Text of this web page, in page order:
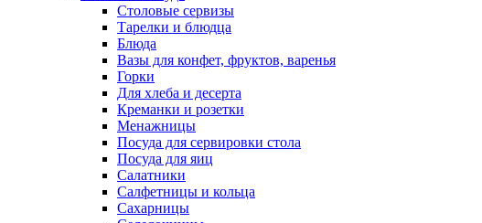
Столовые сервизы
Тарелки и блюдца
Блюда
Вазы для конфет, фруктов, варенья
Горки
Для хлеба и десерта
Креманки и розетки
Менажницы
Посуда для сервировки стола
Посуда для яиц
Салатники
Салфетницы и кольца
Сахарницы